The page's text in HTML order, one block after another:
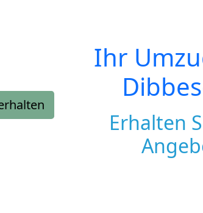
Ihr
Erhalten